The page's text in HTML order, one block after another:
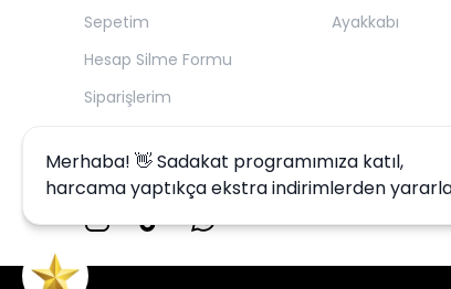
Sepetim
Hesap Silme Formu
Siparişlerim
Ayakkabı
Merhaba! 👋 Sadakat programımıza katıl,
harcama yaptıkça ekstra indirimlerden